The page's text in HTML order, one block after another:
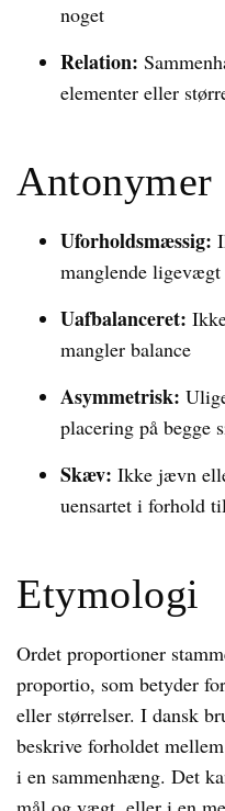
noget
Relation:
elementer eller
Antonymer
Uforholdsmæssig:
manglende
Uafbalanceret:
mangler balance
Asymmetrisk:
placering på begge
Skæv: Ikke jævn
uensartet i forhold
Etymologi
Ordet proportioner
proportio, som betyder
eller størrelser. I dansk
beskrive forholdet
i en sammenhæng. Det